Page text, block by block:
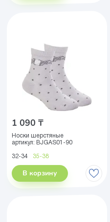
1 090 ₸
Носки шерстяные
артикул: BJGAS01-90
32-34 35-38
В корзину